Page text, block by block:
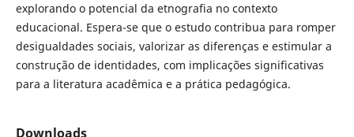
explorando o potencial da etnografia no contexto
educacional. Espera-se que o estudo contribua para romper
desigualdades sociais, valorizar as diferenças e estimular a
construção de identidades, com implicações significativas
para a literatura acadêmica e a prática pedagógica.
Downloads